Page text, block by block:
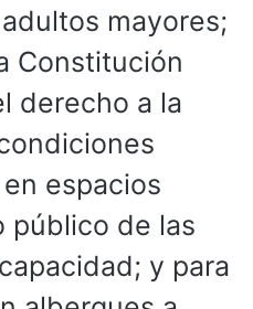
mayores;
Constitución
derecho a la
espacios
público de las
y para